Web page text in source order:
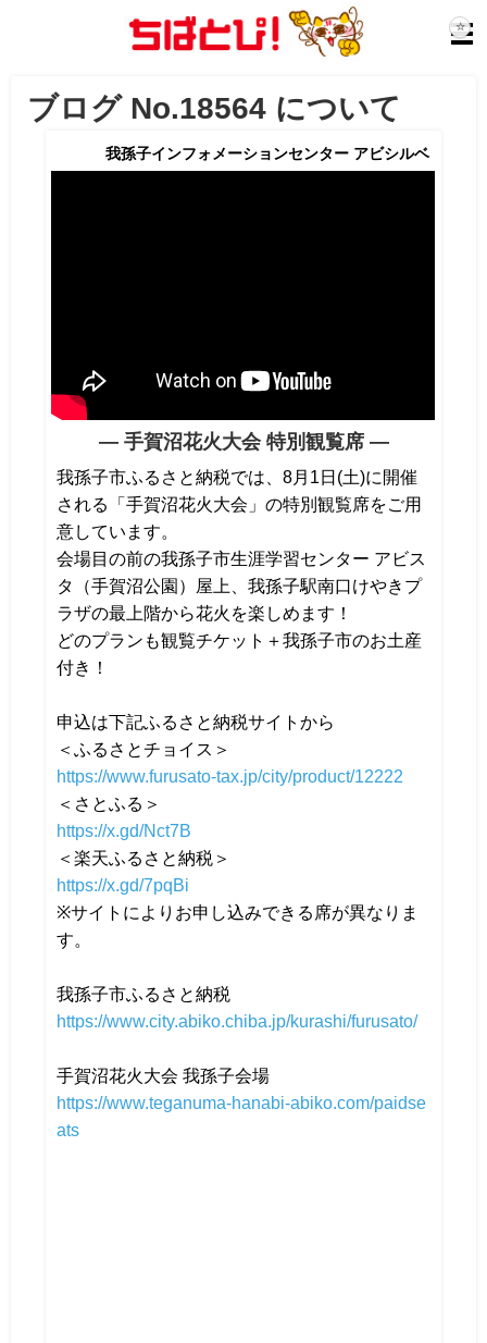
ブログ No.18564 について
我孫子インフォメーションセンター アビシルベ
― 手賀沼花火大会 特別観覧席 ―
我孫子市ふるさと納税では、8月1日(土)に開催
される「手賀沼花火大会」の特別観覧席をご用
意しています。
会場目の前の我孫子市生涯学習センター アビス
タ（手賀沼公園）屋上、我孫子駅南口けやきプ
ラザの最上階から花火を楽しめます！
どのプランも観覧チケット＋我孫子市のお土産
付き！
申込は下記ふるさと納税サイトから
＜ふるさとチョイス＞
https://www.furusato-tax.jp/city/product/12222
＜さとふる＞
https://x.gd/Nct7B
＜楽天ふるさと納税＞
https://x.gd/7pqBi
※サイトによりお申し込みできる席が異なりま
す。
我孫子市ふるさと納税
https://www.city.abiko.chiba.jp/kurashi/furusato/
手賀沼花火大会 我孫子会場
https://www.teganuma-hanabi-abiko.com/paidse
ats